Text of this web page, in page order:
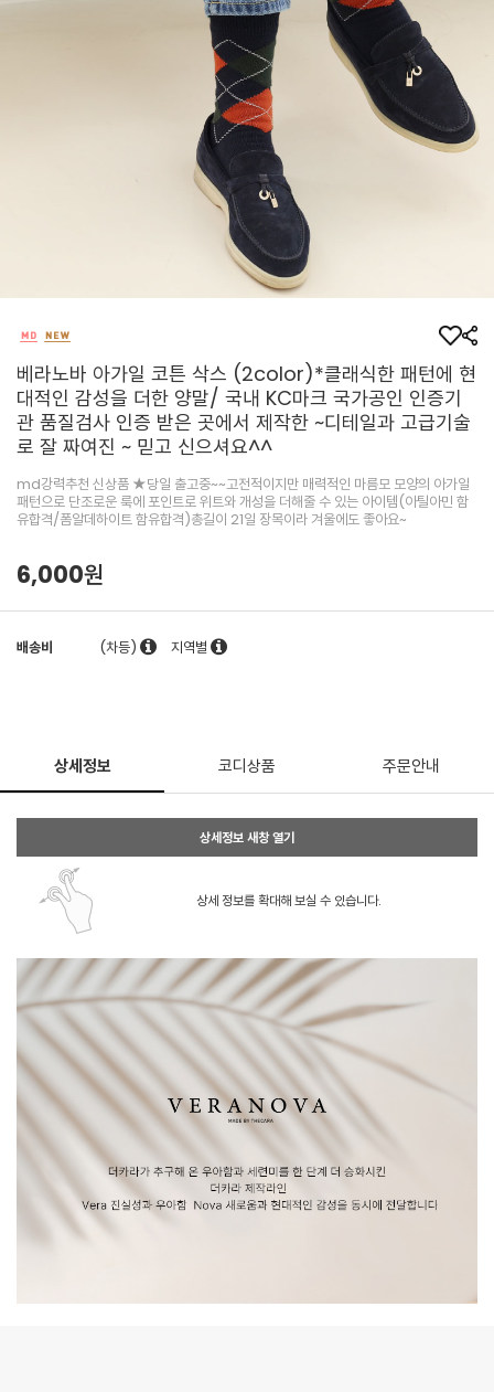
베라노바 아가일 코튼 삭스 (2color)*클래식한 패턴에 현
대적인 감성을 더한 양말/ 국내 KC마크 국가공인 인증기
관 품질검사 인증 받은 곳에서 제작한 ~디테일과 고급기술
로 잘 짜여진 ~ 믿고 신으셔요^^
md강력추천 신상품 ★당일 출고중~~고전적이지만 매력적인 마름모 모양의 아가일
패턴으로 단조로운 룩에 포인트로 위트와 개성을 더해줄 수 있는 아이템(아틸아민 함
유합격/폼알데하이트 함유합격)총길이 21일 장목이라 겨울에도 좋아요~
6,000원
배송비 (차등) 지역별
상세정보 코디상품 주문안내
상세정보 새창 열기
상세 정보를 확대해 보실 수 있습니다.